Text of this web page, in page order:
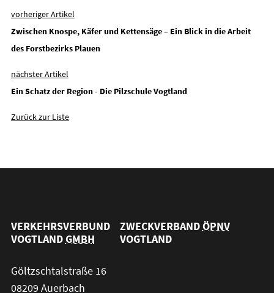
vorheriger Artikel
Zwischen Knospe, Käfer und Kettensäge – Ein Blick in die Arbeit
des Forstbezirks Plauen
nächster Artikel
Ein Schatz der Region - Die Pilzschule Vogtland
Zurück zur Liste
VERKEHRSVERBUND
VOGTLANDGMBH
ZWECKVERBANDÖPNV
VOGTLAND
Göltzschtalstraße 16
08209 Auerbach